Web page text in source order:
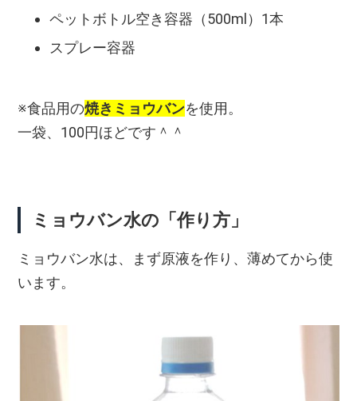
ペットボトル空き容器（500ml）1本
スプレー容器
※食品用の焼きミョウバンを使用。
一袋、100円ほどです＾＾
ミョウバン水の「作り方」
ミョウバン水は、まず原液を作り、薄めてから使
います。